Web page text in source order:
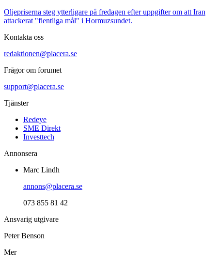
Oljepriserna steg ytterligare på fredagen efter uppgifter om att Iran
attackerat "fientliga mål" i Hormuzsundet.
Kontakta oss
redaktionen@placera.se
Frågor om forumet
support@placera.se
Tjänster
Redeye
SME Direkt
Investtech
Annonsera
Marc Lindh
annons@placera.se
073 855 81 42
Ansvarig utgivare
Peter Benson
Mer